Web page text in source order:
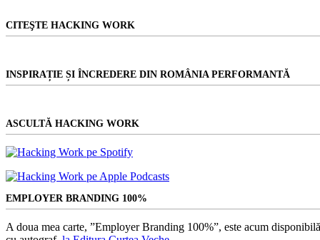
CITEŞTE HACKING WORK
INSPIRAȚIE ȘI ÎNCREDERE DIN ROMÂNIA PERFORMANTĂ
ASCULTĂ HACKING WORK
EMPLOYER BRANDING 100%
A doua mea carte, ”Employer Branding 100%”, este acum